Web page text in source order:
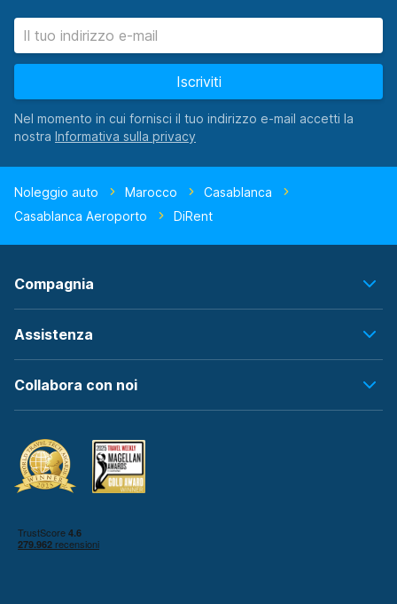
Iscriviti
Nel momento in cui fornisci il tuo indirizzo e-mail accetti la
nostra
Noleggio auto Marocco
Casablanca
Casablanca Aeroporto
DiRent
Compagnia
Assistenza
Collabora con noi